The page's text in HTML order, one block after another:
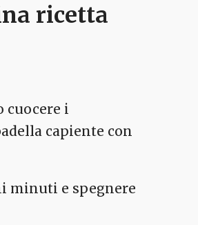
ricetta
cuocere i
capiente con
minuti e spegnere